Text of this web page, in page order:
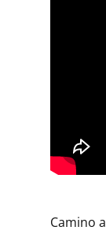
Camino